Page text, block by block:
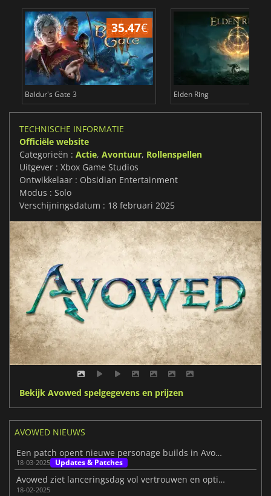
35.47€
Baldur's Gate 3 Elden Ring
TECHNISCHE INFORMATIE
Officiële website
Categorieën : Actie, Avontuur, Rollenspellen
Uitgever : Xbox Game Studios
Ontwikkelaar : Obsidian Entertainment
Modus : Solo
Verschijningsdatum : 18 februari 2025
Bekijk Avowed spelgegevens en prijzen
AVOWED NIEUWS
Een patch opent nieuwe personage builds in Avowed
18-03-2025 Updates & Patches
Avowed ziet lanceringsdag vol vertrouwen en optimisme tegemoet
18-02-2025